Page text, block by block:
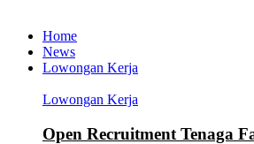
Home
News
Lowongan Kerja
Lowongan Kerja
Open Recruitment Tenaga